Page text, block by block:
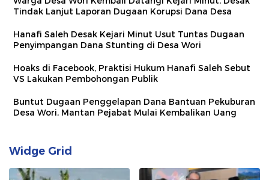
Tindak Lanjut Laporan Dugaan Korupsi Dana Desa
Hanafi Saleh Desak Kejari Minut Usut Tuntas Dugaan
Penyimpangan Dana Stunting di Desa Wori
Hoaks di Facebook, Praktisi Hukum Hanafi Saleh Sebut
VS Lakukan Pembohongan Publik
Buntut Dugaan Penggelapan Dana Bantuan Pekuburan
Desa Wori, Mantan Pejabat Mulai Kembalikan Uang
Widge Grid